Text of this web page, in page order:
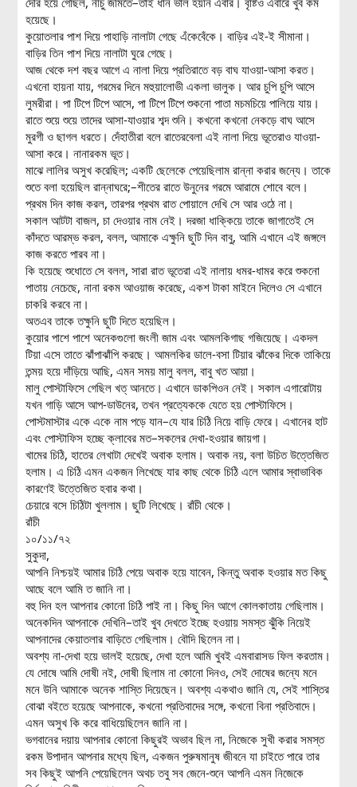
হয়েছে।
কুয়োতলার পাশ দিয়ে পাহাড়ি নালাটা গেছে এঁকেবেঁকে। বাড়ির এই-ই সীমানা।
বাড়ির তিন পাশ দিয়ে নালাটা ঘুরে গেছে।
আজ থেকে দশ বছর আগে এ নালা দিয়ে প্রতিরাতে বড় বাঘ যাওয়া-আসা করত।
এখনো হায়না যায়, গরমের দিনে মহুয়ালোভী একলা ভালুক। আর চুপি চুপি আসে
লুমরীরা। পা টিপে টিপে আসে, পা টিপে টিপে শুকনো পাতা মচমচিয়ে পালিয়ে যায়।
রাতে শুয়ে শুয়ে তাদের আসা-যাওয়ার শব্দ শুনি। কখনো কখনো নেকড়ে বাঘ আসে
মুরগী ও ছাগল ধরতে। দেঁহাতীরা বলে রাতেরবেলা এই নালা দিয়ে ভূতেরাও যাওয়া-
আসা করে। নানারকম ভূত।
মাঝে লালির অসুখ করেছিল; একটি ছেলেকে পেয়েছিলাম রান্না করার জন্যে। তাকে
শুতে বলা হয়েছিল রান্নাঘরে;–শীতের রাতে উনুনের গরমে আরামে শোবে বলে।
প্রথম দিন কাজ করল, তারপর প্রথম রাত পোয়ালে দেখি সে আর ওঠে না।
সকাল আটটা বাজল, চা দেওয়ার নাম নেই। দরজা ধাক্কিয়ে তাকে জাগাতেই সে
কাঁদতে আরম্ভ করল, বলল, আমাকে এক্ষুনি ছুটি দিন বাবু, আমি এখানে এই জঙ্গলে
কাজ করতে পারব না।
কি হয়েছে শুধোতে সে বলল, সারা রাত ভূতেরা এই নালায় ধমর-ধামর করে শুকনো
পাতায় নেচেছে, নানা রকম আওয়াজ করেছে, একশ টাকা মাইনে দিলেও সে এখানে
চাকরি করবে না।
অতএব তাকে তক্ষুনি ছুটি দিতে হয়েছিল।
কুয়োর পাশে পাশে অনেকগুলো জংলী জাম এবং আমলকিগাছ গজিয়েছে। একদল
টিয়া এসে তাতে ঝাঁপাঝাঁপি করছে। আমলকির ডালে-বসা টিয়ার ঝাঁকের দিকে তাকিয়ে
তন্ময় হয়ে দাঁড়িয়ে আছি, এমন সময় মালু বলল, বাবু খত আয়া।
মালু পোস্টাফিসে গেছিল খত্ আনতে। এখানে ডাকপিওন নেই। সকাল এগারোটায়
যখন গাড়ি আসে আপ-ডাউনের, তখন প্রত্যেককে যেতে হয় পোস্টাফিসে।
পোস্টমাস্টার একে একে নাম পড়ে যান–যে যার চিঠি নিয়ে বাড়ি ফেরে। এখানের হাট
এবং পোস্টাফিস হচ্ছে ক্লাবের মত–সকলের দেখা-হওয়ার জায়গা।
খামের চিঠি, হাতের লেখাটা দেখেই অবাক হলাম। অবাক নয়, বলা উচিত উত্তেজিত
হলাম। এ চিঠি এমন একজন লিখেছে যার কাছ থেকে চিঠি এলে আমার স্বাভাবিক
কারণেই উত্তেজিত হবার কথা।
চেয়ারে বসে চিঠিটা খুললাম। ছুটি লিখেছে। রাঁচী থেকে।
রাঁচী
১০/১১/৭২
সুকুদা,
আপনি নিশ্চয়ই আমার চিঠি পেয়ে অবাক হয়ে যাবেন, কিন্তু অবাক হওয়ার মত কিছু
আছে বলে আমি ত জানি না।
বহু দিন হল আপনার কোনো চিঠি পাই না। কিছু দিন আগে কোলকাতায় গেছিলাম।
অনেকদিন আপনাকে দেখিনি–তাই খুব দেখতে ইচ্ছে হওয়ায় সমস্ত ঝুঁকি নিয়েই
আপনাদের কেয়াতলার বাড়িতে গেছিলাম। বৌদি ছিলেন না।
অবশ্য না-দেখা হয়ে ভালই হয়েছে, দেখা হলে আমি খুবই এমবারাসড ফিল করতাম।
যে দোষে আমি দোষী নই, দোষী ছিলাম না কোনো দিনও, সেই দোষের জন্যে মনে
মনে উনি আমাকে অনেক শাস্তি দিয়েছেন। অবশ্য একথাও জানি যে, সেই শাস্তির
বোঝা বইতে হয়েছে আপনাকে, কখনো প্রতিবাদের সঙ্গে, কখনো বিনা প্রতিবাদে।
এমন অসুখ কি করে বাধিয়েছিলেন জানি না।
ভগবানের দয়ায় আপনার কোনো কিছুরই অভাব ছিল না, নিজেকে সুখী করার সমস্ত
রকম উপাদান আপনার মধ্যে ছিল, একজন পুরুষমানুষ জীবনে যা চাইতে পারে তার
সব কিছুই আপনি পেয়েছিলেন অথচ তবু সব জেনে-শুনে আপনি এমন নিজেকে